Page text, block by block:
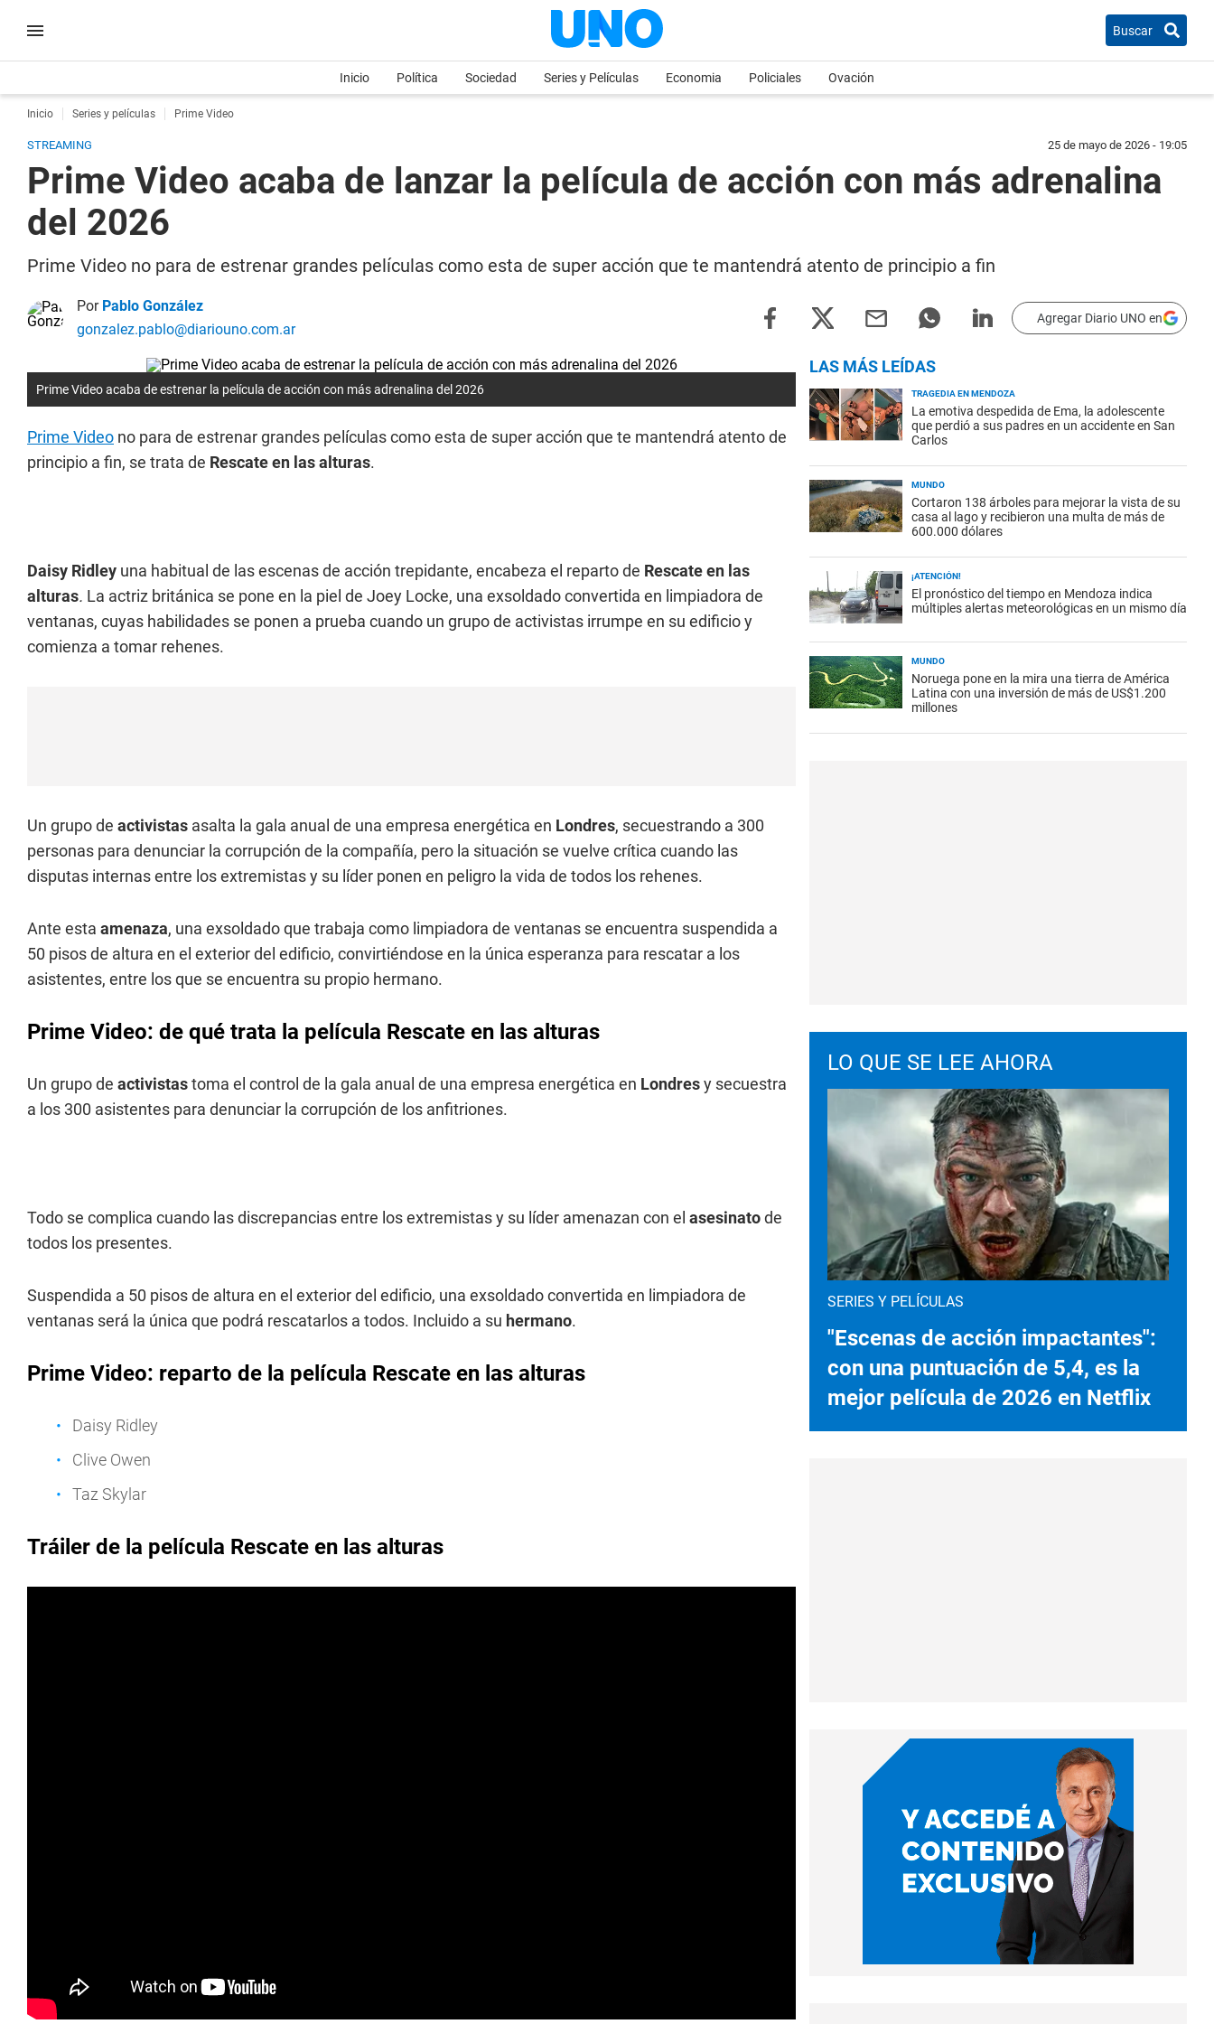
Buscar
Inicio Política Sociedad Series y Películas Economia Policiales Ovación
Inicio Series y películas Prime Video
STREAMING 25 de mayo de 2026 - 19:05
Prime Video acaba de lanzar la película de acción con más adrenalina
del 2026
Prime Video no para de estrenar grandes películas como esta de super acción que te mantendrá atento de principio a fin
Por Pablo González
gonzalez.pablo@diariouno.com.ar
Agregar Diario UNO en
Prime Video acaba de estrenar la película de acción con más adrenalina del 2026
Prime Video no para de estrenar grandes películas como esta de super acción que te mantendrá atento de
principio a fin, se trata de Rescate en las alturas.
Daisy Ridley una habitual de las escenas de acción trepidante, encabeza el reparto de Rescate en las
alturas. La actriz británica se pone en la piel de Joey Locke, una exsoldado convertida en limpiadora de
ventanas, cuyas habilidades se ponen a prueba cuando un grupo de activistas irrumpe en su edificio y
comienza a tomar rehenes.
Un grupo de activistas asalta la gala anual de una empresa energética en Londres, secuestrando a 300
personas para denunciar la corrupción de la compañía, pero la situación se vuelve crítica cuando las
disputas internas entre los extremistas y su líder ponen en peligro la vida de todos los rehenes.
Ante esta amenaza, una exsoldado que trabaja como limpiadora de ventanas se encuentra suspendida a
50 pisos de altura en el exterior del edificio, convirtiéndose en la única esperanza para rescatar a los
asistentes, entre los que se encuentra su propio hermano.
Prime Video: de qué trata la película Rescate en las alturas
Un grupo de activistastoma el control de la gala anual de una empresa energética en Londresy secuestra
a los 300 asistentes para denunciar la corrupción de los anfitriones.
Todo se complica cuando las discrepancias entre los extremistas y su líder amenazan con el asesinatode
todos los presentes.
Suspendida a 50 pisos de altura en el exterior del edificio, una exsoldado convertida en limpiadora de
ventanas será la única que podrá rescatarlos a todos. Incluido a su hermano.
Prime Video: reparto de la película Rescate en las alturas
Daisy Ridley
Clive Owen
Taz Skylar
Tráiler de la película Rescate en las alturas
LAS MÁS LEÍDAS
TRAGEDIA EN MENDOZA
La emotiva despedida de Ema, la adolescente
que perdió a sus padres en un accidente en San
Carlos
MUNDO
Cortaron 138 árboles para mejorar la vista de su
casa al lago y recibieron una multa de más de
600.000 dólares
¡ATENCIÓN!
El pronóstico del tiempo en Mendoza indica
múltiples alertas meteorológicas en un mismo día
MUNDO
Noruega pone en la mira una tierra de América
Latina con una inversión de más de US$1.200
millones
LO QUE SE LEE AHORA
SERIES Y PELÍCULAS
"Escenas de acción impactantes":
con una puntuación de 5,4, es la
mejor película de 2026 en Netflix